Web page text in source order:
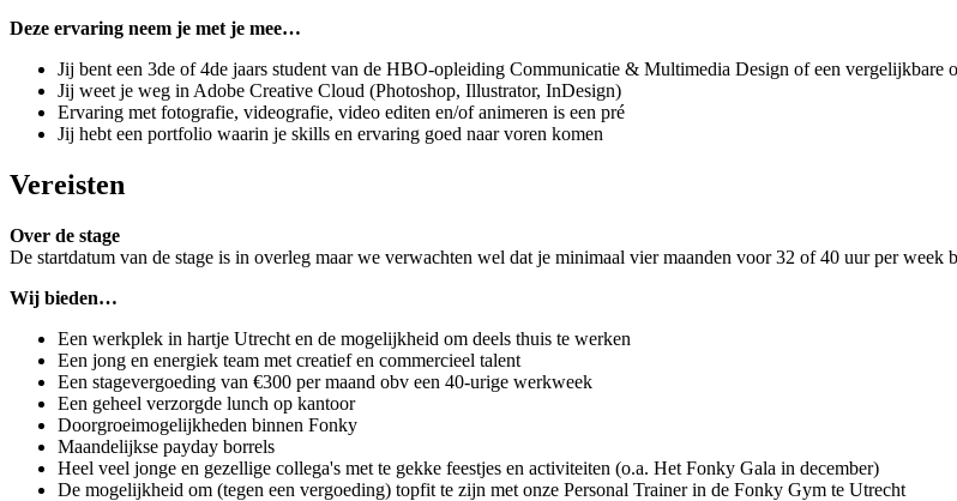
Deze ervaring neem je met je mee…
Jij bent een 3de of 4de jaars student van de HBO-opleiding Communicatie & Multimedia Design of een vergelijkbare
Jij weet je weg in Adobe Creative Cloud (Photoshop, Illustrator, InDesign)
Ervaring met fotografie, videografie, video editen en/of animeren is een pré
Jij hebt een portfolio waarin je skills en ervaring goed naar voren komen
Vereisten
Over de stage
De startdatum van de stage is in overleg maar we verwachten wel dat je minimaal vier maanden voor 32 of 40 uur per
Wij bieden…
Een werkplek in hartje Utrecht en de mogelijkheid om deels thuis te werken
Een jong en energiek team met creatief en commercieel talent
Een stagevergoeding van €300 per maand obv een 40-urige werkweek
Een geheel verzorgde lunch op kantoor
Doorgroeimogelijkheden binnen Fonky
Maandelijkse payday borrels
Heel veel jonge en gezellige collega's met te gekke feestjes en activiteiten (o.a. Het Fonky Gala in december)
De mogelijkheid om (tegen een vergoeding) topfit te zijn met onze Personal Trainer in de Fonky Gym te Utrecht